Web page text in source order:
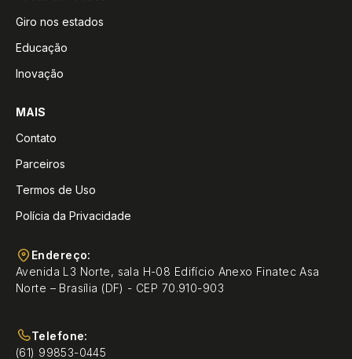
Giro nos estados
Educação
Inovação
MAIS
Contato
Parceiros
Termos de Uso
Polícia da Privacidade
Endereço:
Avenida L3 Norte, sala H-08 Edifício Anexo Finatec Asa
Norte – Brasília (DF) - CEP 70.910-903
Telefone:
(61) 99853-0445